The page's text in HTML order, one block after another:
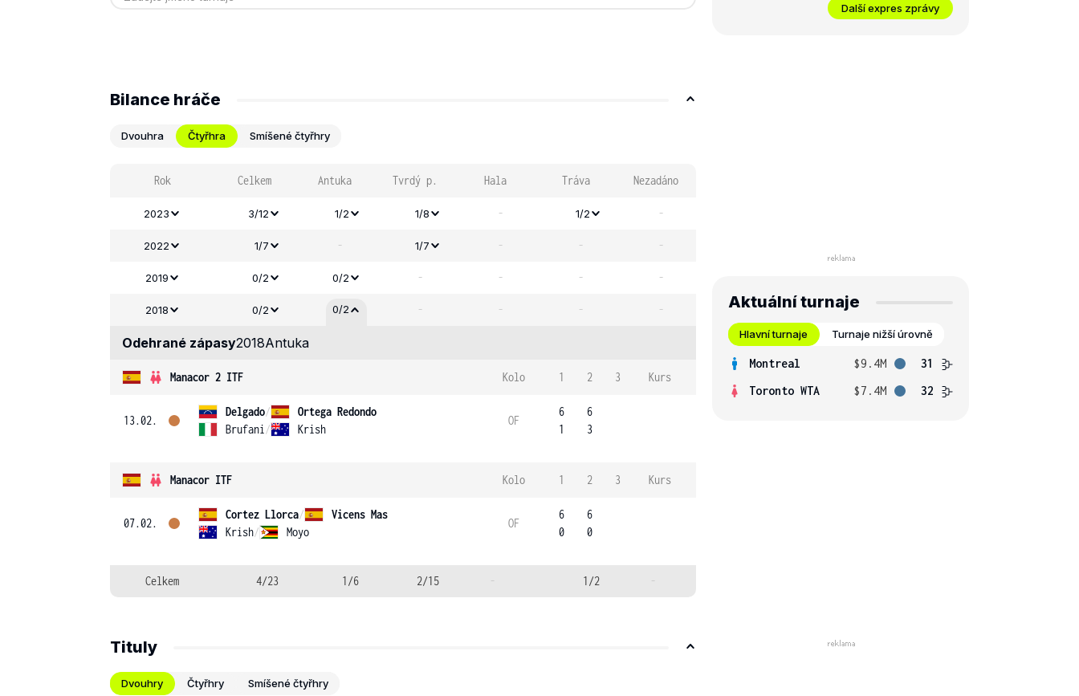
Bilance hráče
Dvouhra Čtyřhra Smíšené čtyřhry
Rok Celkem Antuka Tvrdý p. Hala Tráva Nezadáno
2023 3/12 1/2 1/8 - 1/2 -
2022 1/7 - 1/7 - - -
2019 0/2 0/2 - - - -
2018 0/2 0/2 - - - -
Odehrané zápasy2018Antuka
Manacor 2 ITF Kolo 1 2 3 Kurs
13.02.
Delgado/
Ortega Redondo
Brufani / Krish
OF
6
1
6
3
Manacor ITF Kolo 1 2 3 Kurs
07.02.
Cortez Llorca/
Vicens Mas
Krish/ Moyo
OF
6
0
6
0
Celkem 4/23 1/6 2/15 - 1/2 -
Tituly
Dvouhry Čtyřhry Smíšené čtyřhry
Další expres zprávy
Aktuální turnaje
Hlavní turnaje Turnaje nižší úrovně
Montreal $9.4M
31
Toronto WTA
$7.4M 32